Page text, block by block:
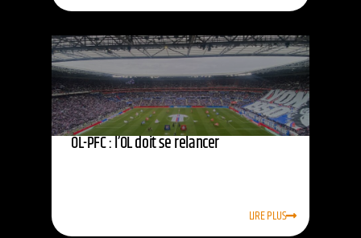
OL-PFC : l’OL doit se relancer
LIRE PLUS